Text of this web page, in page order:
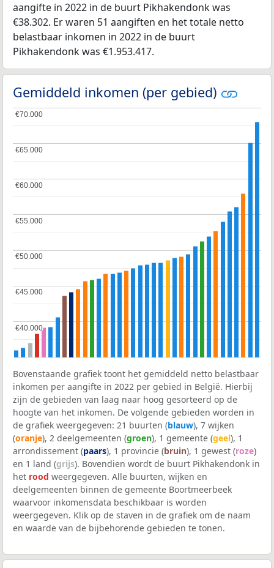
aangifte in 2022 in de buurt Pikhakendonk was
€38.302. Er waren 51 aangiften en het totale netto
belastbaar inkomen in 2022 in de buurt
Pikhakendonk was €1.953.417.
Gemiddeld inkomen (per gebied)
€40.000
€40.000
€45.000
€45.000
€50.000
€50.000
€55.000
€55.000
€60.000
€60.000
€65.000
€65.000
€70.000
€70.000
Bovenstaande grafiek toont het gemiddeld netto belastbaar
inkomen per aangifte in 2022 per gebied in België. Hierbij
zijn de gebieden van laag naar hoog gesorteerd op de
hoogte van het inkomen. De volgende gebieden worden in
de grafiek weergegeven: 21 buurten (blauw), 7 wijken
(oranje), 2 deelgemeenten (groen), 1 gemeente (geel), 1
arrondissement (paars), 1 provincie (bruin), 1 gewest (roze)
en 1 land (grijs). Bovendien wordt de buurt Pikhakendonk in
het rood weergegeven. Alle buurten, wijken en
deelgemeenten binnen de gemeente Boortmeerbeek
waarvoor inkomensdata beschikbaar is worden
weergegeven. Klik op de staven in de grafiek om de naam
en waarde van de bijbehorende gebieden te tonen.